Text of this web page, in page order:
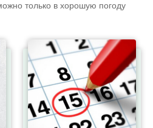
только в хорошую погоду